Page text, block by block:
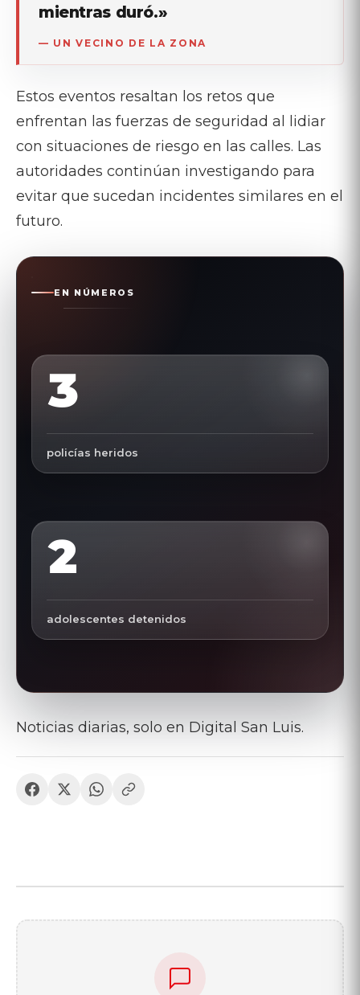
mientras duró.»
— UN VECINO DE LA ZONA
Estos eventos resaltan los retos que
enfrentan las fuerzas de seguridad al lidiar
con situaciones de riesgo en las calles. Las
autoridades continúan investigando para
evitar que sucedan incidentes similares en el
futuro.
EN NÚMEROS
3
policías heridos
2
adolescentes detenidos
Noticias diarias, solo en Digital San Luis.